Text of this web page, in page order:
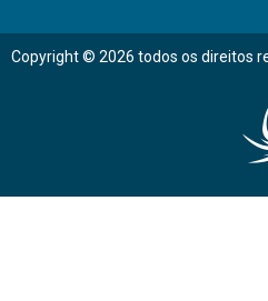
Copyright © 2026 todos os direitos